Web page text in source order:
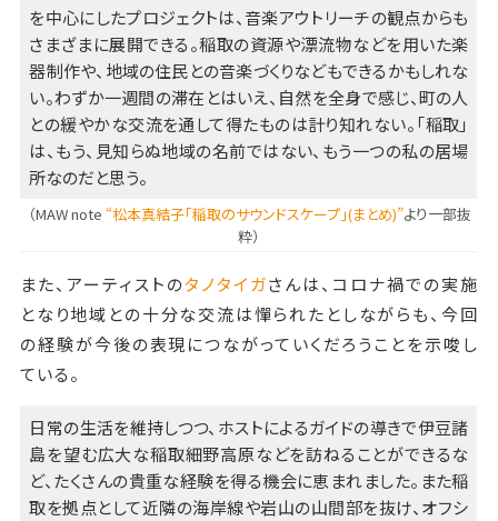
を中心にしたプロジェクトは、音楽アウトリーチの観点からも
さまざまに展開できる。稲取の資源や漂流物などを用いた楽
器制作や、地域の住民との音楽づくりなどもできるかもしれな
い。わずか一週間の滞在とはいえ、自然を全身で感じ、町の人
との緩やかな交流を通して得たものは計り知れない。「稲取」
は、もう、見知らぬ地域の名前ではない、もう一つの私の居場
所なのだと思う。
（MAW note “松本真結子「稲取のサウンドスケープ」(まとめ)”より一部抜
粋）
また、アーティストのタノタイガさんは、コロナ禍での実施
となり地域との十分な交流は憚られたとしながらも、今回
の経験が今後の表現につながっていくだろうことを示唆し
ている。
日常の生活を維持しつつ、ホストによるガイドの導きで伊豆諸
島を望む広大な稲取細野高原などを訪ねることができるな
ど、たくさんの貴重な経験を得る機会に恵まれました。また稲
取を拠点として近隣の海岸線や岩山の山間部を抜け、オフシ